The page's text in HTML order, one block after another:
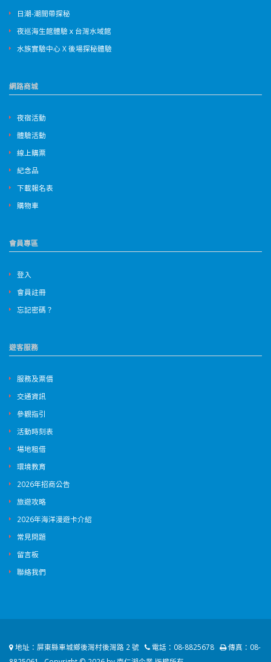
日潮-潮間帶探秘
夜巡海生館體驗ｘ台灣水域館
水族實驗中心 X 後場探秘體驗
網路商城
夜宿活動
體驗活動
線上購票
紀念品
下載報名表
購物車
會員專區
登入
會員註冊
忘記密碼？
遊客服務
服務及票價
交通資訊
參觀指引
活動時刻表
場地租借
環境教育
2026年招商公告
旅遊攻略
2026年海洋漫遊卡介紹
常見問題
留言板
聯絡我們
地址： 屏東縣車城鄉後灣村後灣路 2 號 電話： 08-8825678 傳真： 08-